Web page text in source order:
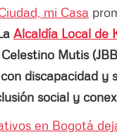
mi Casa
Alcaldía Local de
Celestino Mutis
discapacidad y
social y
en Bogotá